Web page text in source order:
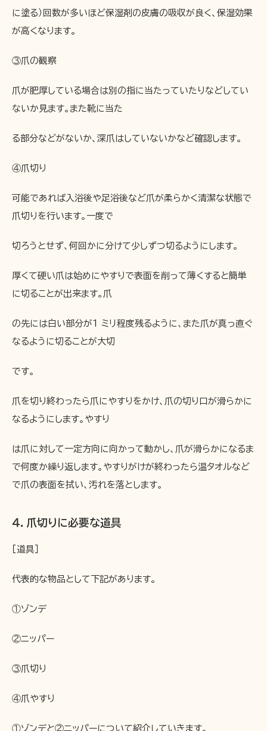
に塗る）回数が多いほど保湿剤の皮膚の吸収が良く、保湿効果
が高くなります。
③爪の観察
爪が肥厚している場合は別の指に当たっていたりなどしてい
ないか見ます。また靴に当た
る部分などがないか、深爪はしていないかなど確認します。
④爪切り
可能であれば入浴後や足浴後など爪が柔らかく清潔な状態で
爪切りを行います。一度で
切ろうとせず、何回かに分けて少しずつ切るようにします。
厚くて硬い爪は始めにやすりで表面を削って薄くすると簡単
に切ることが出来ます。爪
の先には白い部分が1 ミリ程度残るように、また爪が真っ直ぐ
なるように切ることが大切
です。
爪を切り終わったら爪にやすりをかけ、爪の切り口が滑らかに
なるようにします。やすり
は爪に対して一定方向に向かって動かし、爪が滑らかになるま
で何度か繰り返します。やすりがけが終わったら温タオルなど
で爪の表面を拭い、汚れを落とします。
４．爪切りに必要な道具
［道具］
代表的な物品として下記があります。
①ゾンデ
②ニッパー
③爪切り
④爪やすり
①ゾンデと②ニッパーについて紹介していきます。